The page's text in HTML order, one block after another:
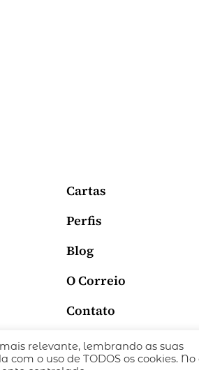
Cartas
Perfis
Blog
O Correio
Contato
TERMOS DE USO
relevante, lembrando as suas
com o uso de TODOS os cookies.